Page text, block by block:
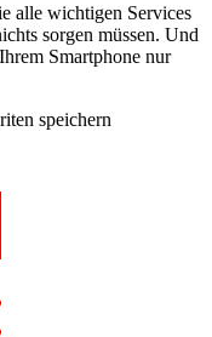
alle wichtigen Services
sorgen müssen. Und
Smartphone nur
speichern